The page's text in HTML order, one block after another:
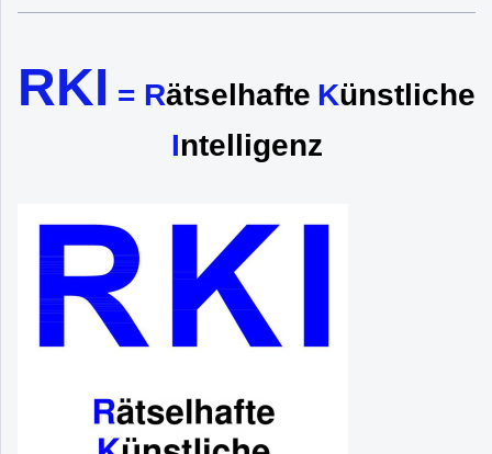
RKI = Rätselhafte Künstliche
Intelligenz